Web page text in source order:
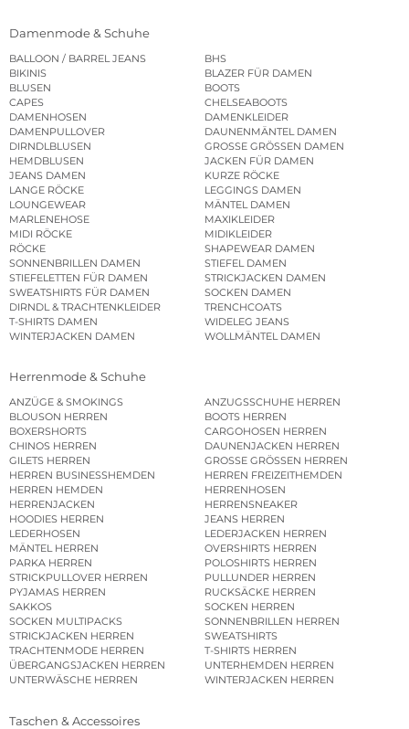
Damenmode & Schuhe
BALLOON / BARREL JEANS
BHS
BIKINIS
BLAZER FÜR DAMEN
BLUSEN
BOOTS
CAPES
CHELSEABOOTS
DAMENHOSEN
DAMENKLEIDER
DAMENPULLOVER
DAUNENMÄNTEL DAMEN
DIRNDLBLUSEN
GROSSE GRÖSSEN DAMEN
HEMDBLUSEN
JACKEN FÜR DAMEN
JEANS DAMEN
KURZE RÖCKE
LANGE RÖCKE
LEGGINGS DAMEN
LOUNGEWEAR
MÄNTEL DAMEN
MARLENEHOSE
MAXIKLEIDER
MIDI RÖCKE
MIDIKLEIDER
RÖCKE
SHAPEWEAR DAMEN
SONNENBRILLEN DAMEN
STIEFEL DAMEN
STIEFELETTEN FÜR DAMEN
STRICKJACKEN DAMEN
SWEATSHIRTS FÜR DAMEN
SOCKEN DAMEN
DIRNDL & TRACHTENKLEIDER
TRENCHCOATS
T-SHIRTS DAMEN
WIDELEG JEANS
WINTERJACKEN DAMEN
WOLLMÄNTEL DAMEN
Herrenmode & Schuhe
ANZÜGE & SMOKINGS
ANZUGSSCHUHE HERREN
BLOUSON HERREN
BOOTS HERREN
BOXERSHORTS
CARGOHOSEN HERREN
CHINOS HERREN
DAUNENJACKEN HERREN
GILETS HERREN
GROSSE GRÖSSEN HERREN
HERREN BUSINESSHEMDEN
HERREN FREIZEITHEMDEN
HERREN HEMDEN
HERRENHOSEN
HERRENJACKEN
HERRENSNEAKER
HOODIES HERREN
JEANS HERREN
LEDERHOSEN
LEDERJACKEN HERREN
MÄNTEL HERREN
OVERSHIRTS HERREN
PARKA HERREN
POLOSHIRTS HERREN
STRICKPULLOVER HERREN
PULLUNDER HERREN
PYJAMAS HERREN
RUCKSÄCKE HERREN
SAKKOS
SOCKEN HERREN
SOCKEN MULTIPACKS
SONNENBRILLEN HERREN
STRICKJACKEN HERREN
SWEATSHIRTS
TRACHTENMODE HERREN
T-SHIRTS HERREN
ÜBERGANGSJACKEN HERREN
UNTERHEMDEN HERREN
UNTERWÄSCHE HERREN
WINTERJACKEN HERREN
Taschen & Accessoires